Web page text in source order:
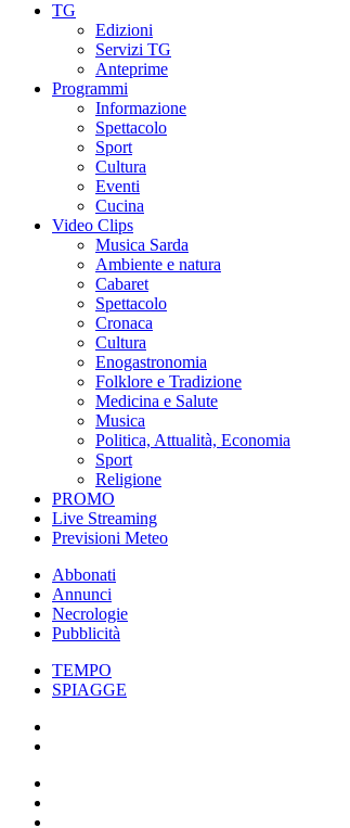
TG
Edizioni
Servizi TG
Anteprime
Programmi
Informazione
Spettacolo
Sport
Cultura
Eventi
Cucina
Video Clips
Musica Sarda
Ambiente e natura
Cabaret
Spettacolo
Cronaca
Cultura
Enogastronomia
Folklore e Tradizione
Medicina e Salute
Musica
Politica, Attualità, Economia
Sport
Religione
PROMO
Live Streaming
Previsioni Meteo
Abbonati
Annunci
Necrologie
Pubblicità
TEMPO
SPIAGGE